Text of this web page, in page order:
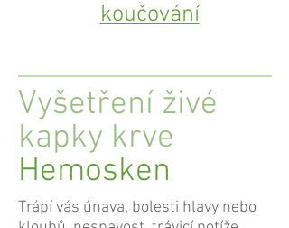
koučování
Vyšetření živé
kapky krve
Hemosken
Trápí vás únava, bolesti hlavy nebo